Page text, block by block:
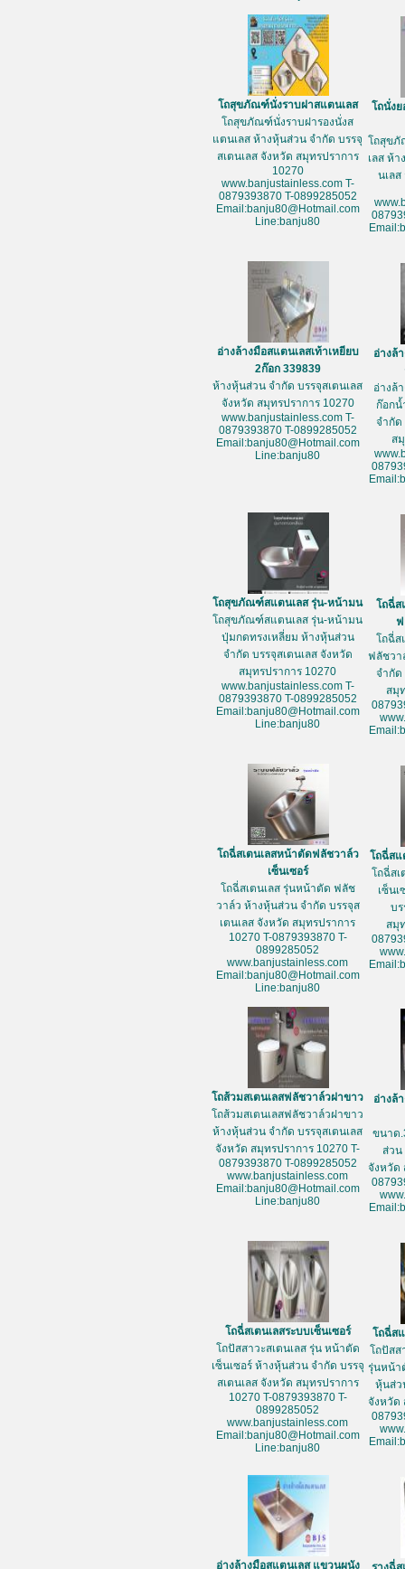
โถสุขภัณฑ์นั่งราบฝาสแตนเลส
โถสุขภัณฑ์นั่งราบฝารองนั่งส
แตนเลส ห้างหุ้นส่วน จำกัด บรรจุ
สเตนเลส จังหวัด สมุทรปราการ
10270
www.banjustainless.com T-
0879393870 T-0899285052
Email:banju80@Hotmail.com
Line:banju80
โถนั่ง
โถสุข
เลส ห้
นเล
อ่างล้างมือสแตนเลสเท้าเหยียบ
2ก๊อก 339839
ห้างหุ้นส่วน จำกัด บรรจุสเตนเลส
จังหวัด สมุทรปราการ 10270
www.banjustainless.com T-
0879393870 T-0899285052
Email:banju80@Hotmail.com
Line:banju80
อ่างล้
อ่างล้
ก๊อกน้
จำกัด
ส
โถสุขภัณฑ์สแตนเลส รุ่น-หน้ามน
โถสุขภัณฑ์สแตนเลส รุ่น-หน้ามน
ปุ่มกดทรงเหลี่ยม ห้างหุ้นส่วน
จำกัด บรรจุสเตนเลส จังหวัด
สมุทรปราการ 10270
www.banjustainless.com T-
0879393870 T-0899285052
Email:banju80@Hotmail.com
Line:banju80
โถฉี่ส
ฟ
โถฉี่ส
ฟลัชวา
จำกัด
สมุ
โถฉี่สเตนเลสหน้าตัดฟลัชวาล์ว
เซ็นเซอร์
โถฉี่สเตนเลส รุ่นหน้าตัด ฟลัช
วาล์ว ห้างหุ้นส่วน จำกัด บรรจุส
เตนเลส จังหวัด สมุทรปราการ
10270 T-0879393870 T-
0899285052
www.banjustainless.com
Email:banju80@Hotmail.com
Line:banju80
โถฉี่สแ
โถฉี่ส
เซ็น
บร
สมุ
โถส้วมสเตนเลสฟลัชวาล์วฝาขาว
โถส้วมสเตนเลสฟลัชวาล์วฝาขาว
ห้างหุ้นส่วน จำกัด บรรจุสเตนเลส
จังหวัด สมุทรปราการ 10270 T-
0879393870 T-0899285052
www.banjustainless.com
Email:banju80@Hotmail.com
Line:banju80
อ่างล้
ขนาด
ส่วน
จังหวัด
โถฉี่สเตนเลสระบบเซ็นเซอร์
โถปัสสาวะสเตนเลส รุ่น หน้าตัด
เซ็นเซอร์ ห้างหุ้นส่วน จำกัด บรรจุ
สเตนเลส จังหวัด สมุทรปราการ
10270 T-0879393870 T-
0899285052
www.banjustainless.com
Email:banju80@Hotmail.com
Line:banju80
โถฉี่ส
โถปัสส
รุ่นหน้า
หุ้นส่ว
จังหวัด
อ่างล้างมือสแตนเลส แขวนผนัง